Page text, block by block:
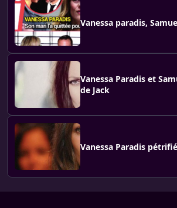
Vanessa paradis,
Vanessa Paradis et
de Jack
Vanessa Paradis